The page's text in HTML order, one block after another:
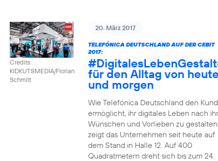
Credits:
KIDKUTSMEDIA/Florian
Schmitt
20. März 2017
TELEFÓNICA DEUTSCHLAND AUF DER CEBIT
2017:
für den Alltag von
und morgen
Wie Telefónica Deutschland den
ermöglicht, ihr digitales Leben nach
Wünschen und Vorlieben zu
zeigt das Unternehmen seit heute auf
dem Stand in Halle 12. Auf 400
Quadratmetern dreht sich bis zum 24.